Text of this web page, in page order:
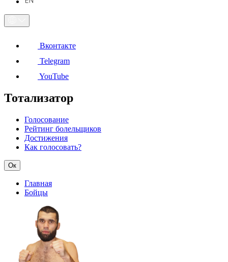
Вконтакте
Telegram
YouTube
Тотализатор
Голосование
Рейтинг болельщиков
Достижения
Как голосовать?
Ок
Главная
Бойцы